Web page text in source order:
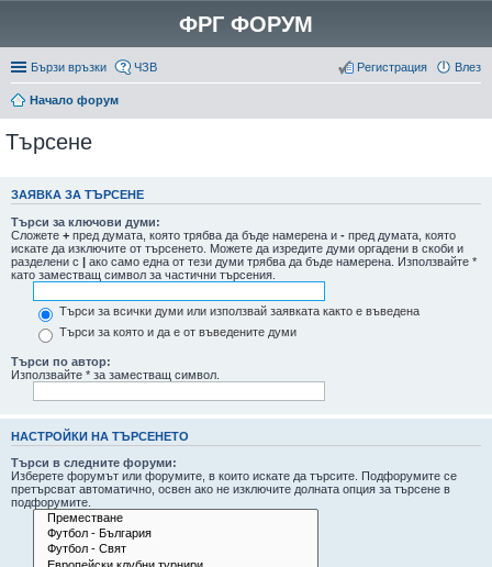
ФРГ ФОРУМ
Бързи връзки ЧЗВ Влез
Регистрация
Начало форум
Търсене
ЗАЯВКА ЗА ТЪРСЕНЕ
Търси за ключови думи:
Сложете + пред думата, която трябва да бъде намерена и - пред думата, която
искате да изключите от търсенето. Можете да изредите думи оргадени в скоби и
разделени с | ако само една от тези думи трябва да бъде намерена. Използвайте *
като заместващ символ за частични търсения.
Търси за всички думи или използвай заявката както е въведена
Търси за която и да е от въведените думи
Търси по автор:
Използвайте * за заместващ символ.
НАСТРОЙКИ НА ТЪРСЕНЕТО
Търси в следните форуми:
Изберете форумът или форумите, в които искате да търсите. Подфорумите се
претърсват автоматично, освен ако не изключите долната опция за търсене в
подфорумите.